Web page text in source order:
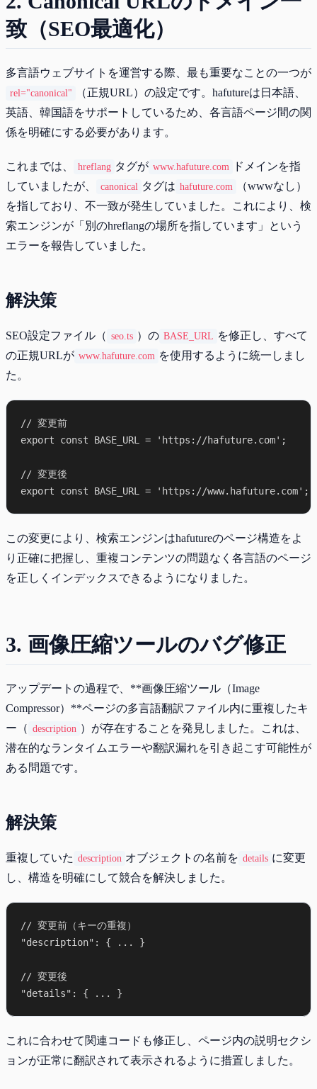
致（SEO最適化）
多言語ウェブサイトを運営する際、最も重要なことの一つが
rel="canonical"
（正規URL）の設定です。hafutureは日本語、
英語、韓国語をサポートしているため、各言語ページ間の関
係を明確にする必要があります。
これまでは、 hreflang タグが www.hafuture.com
ドメインを指
していましたが、
canonical タグは hafuture.com
（wwwなし）
を指しており、不一致が発生していました。これにより、検
索エンジンが「別のhreflangの場所を指しています」という
エラーを報告していました。
解決策
SEO設定ファイル（ seo.ts ）の BASE_URL を修正し、すべて
の正規URLが www.hafuture.com を使用するように統一しまし
た。
// 変更前
export const BASE_URL = 'https://hafuture.com';
// 変更後
この変更により、検索エンジンはhafutureのページ構造をよ
り正確に把握し、重複コンテンツの問題なく各言語のページ
を正しくインデックスできるようになりました。
3. 画像圧縮ツールのバグ修正
アップデートの過程で、**画像圧縮ツール（Image
Compressor）**ページの多言語翻訳ファイル内に重複したキ
ー（ description ）が存在することを発見しました。これは、
潜在的なランタイムエラーや翻訳漏れを引き起こす可能性が
ある問題です。
解決策
重複していた description オブジェクトの名前を details に変更
し、構造を明確にして競合を解決しました。
// 変更前（キーの重複）
"description": { ... }
// 変更後
これに合わせて関連コードも修正し、ページ内の説明セクシ
ョンが正常に翻訳されて表示されるように措置しました。